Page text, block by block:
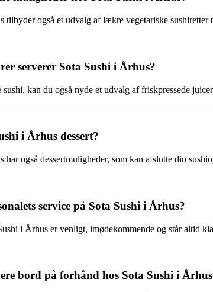
tilbyder også et udvalg af lækre vegetariske sushiretter
serverer Sota Sushi i Århus?
kan du også nyde et udvalg af friskpressede
i Århus dessert?
har også dessertmuligheder, som kan afslutte din
service på Sota Sushi i Århus?
i Århus er venligt, imødekommende og står altid
bord på forhånd hos Sota Sushi i